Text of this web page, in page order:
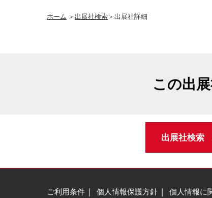
ホーム ＞出展社検索＞出展社詳細
この出
出展社検索
ご利用条件 個人情報保護方針 個人情報に